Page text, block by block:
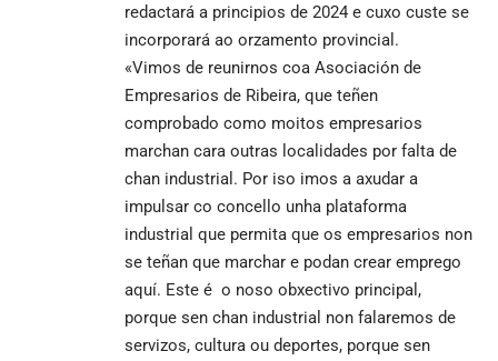
redactará a principios de 2024 e cuxo custe se
incorporará ao orzamento provincial.
«Vimos de reunirnos coa Asociación de
Empresarios de Ribeira, que teñen
comprobado como moitos empresarios
marchan cara outras localidades por falta de
chan industrial. Por iso imos a axudar a
impulsar co concello unha plataforma
industrial que permita que os empresarios non
se teñan que marchar e podan crear emprego
aquí. Este é o noso obxectivo principal,
porque sen chan industrial non falaremos de
servizos, cultura ou deportes, porque sen